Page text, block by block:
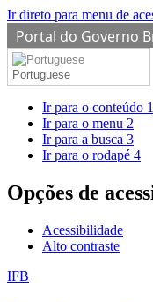
Ir direto para menu de
Portal do Governo
Portuguese
Ir para o conteúdo 1
Ir para o menu 2
Ir para a busca 3
Ir para o rodapé 4
Opções de
Acessibilidade
Alto contraste
IFB